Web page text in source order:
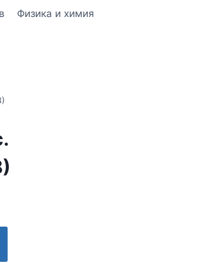
Физика и химия